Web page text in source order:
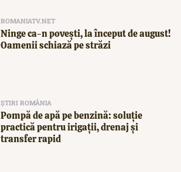
ROMANIATV.NET
Ninge ca-n povești, la început de august!
Oamenii schiază pe străzi
ȘTIRI ROMÂNIA
Pompă de apă pe benzină: soluție
practică pentru irigații, drenaj și
transfer rapid